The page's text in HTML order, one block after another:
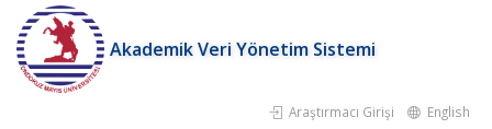
Akademik Veri Yönetim Sistemi
Araştırmacı Girişi English